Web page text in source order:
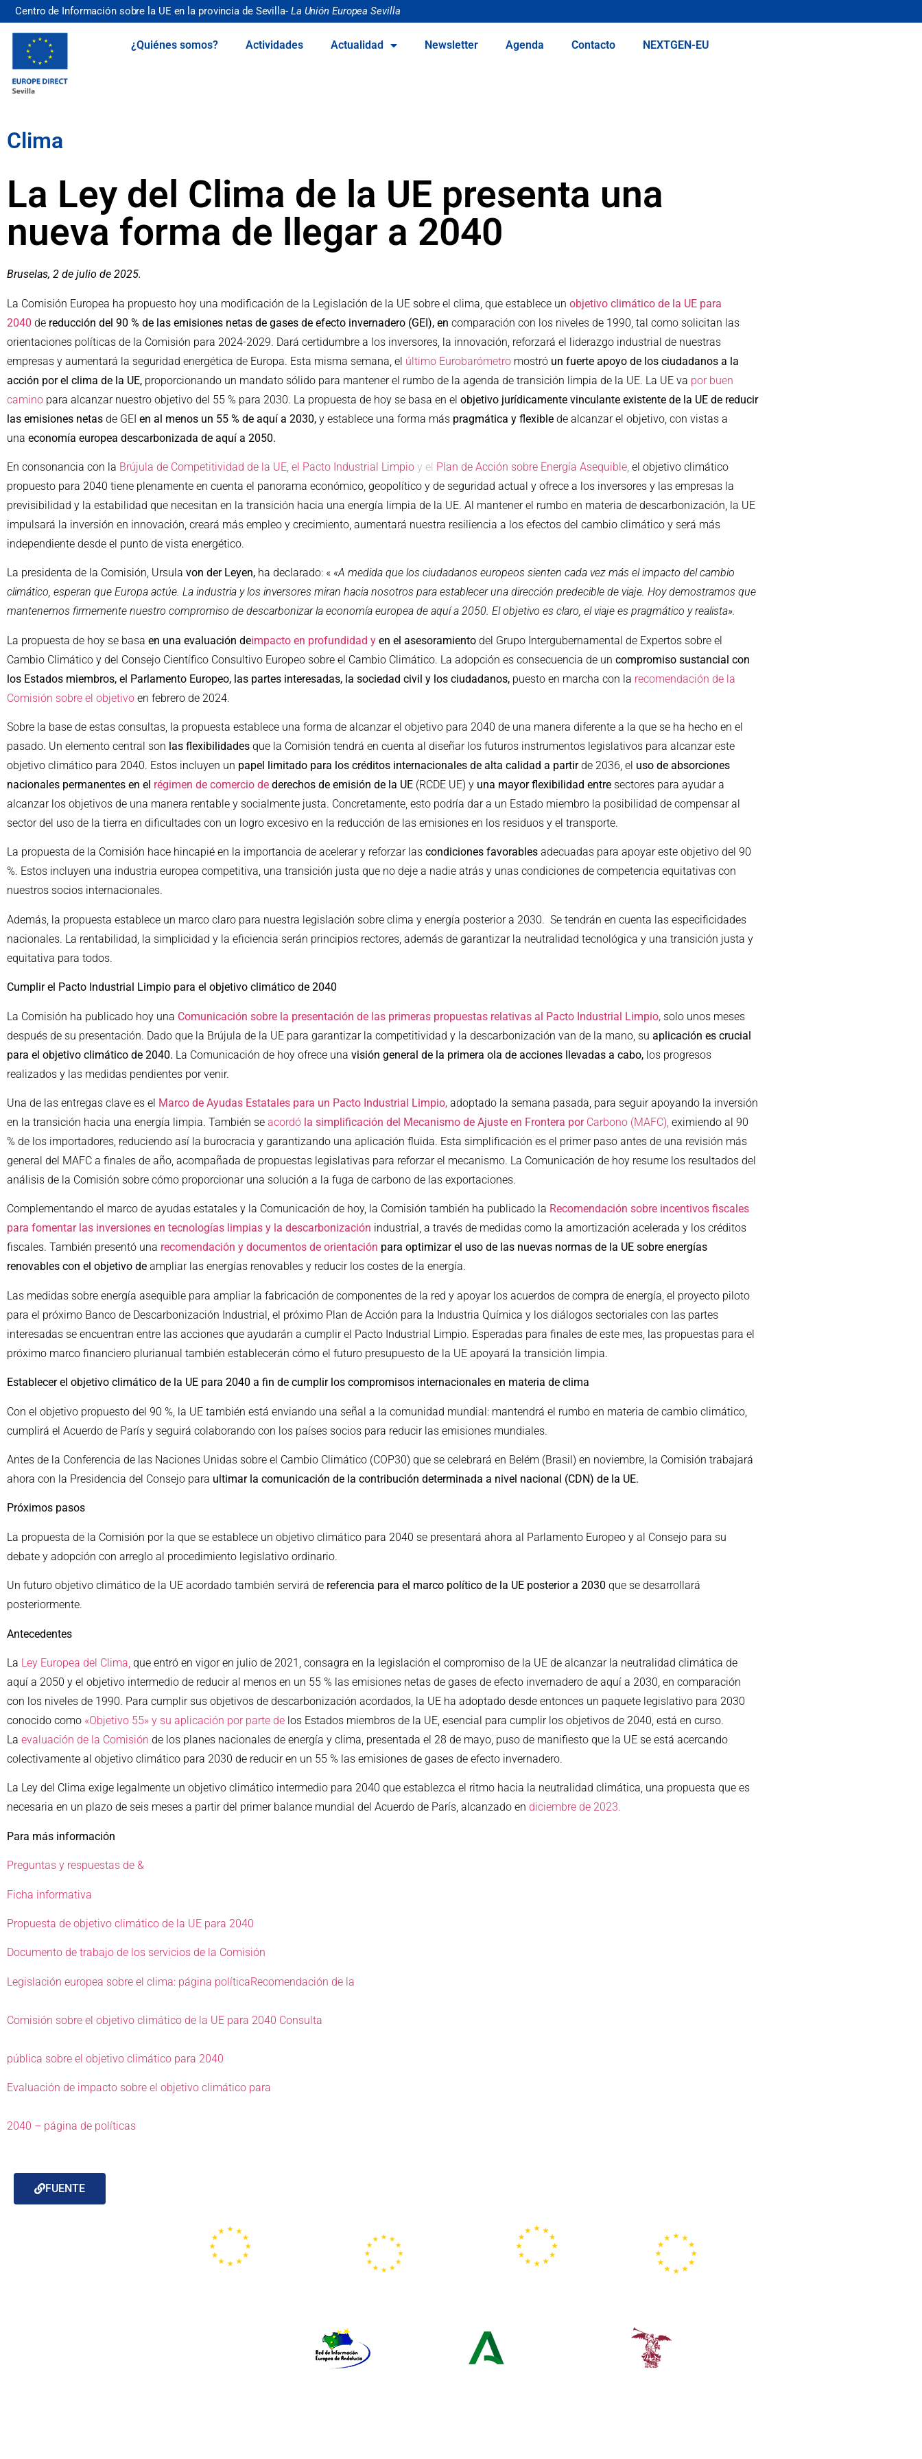
Centro de Información sobre la UE en la provincia de Sevilla- La Unión Europea Sevilla
¿Quiénes somos? Actividades Actualidad Newsletter Agenda Contacto NEXTGEN-EU
Clima
La Ley del Clima de la UE presenta una
nueva forma de llegar a 2040
Bruselas, 2 de julio de 2025.
La Comisión Europea ha propuesto hoy una modificación de la Legislación de la UE sobre el clima, que establece un objetivo climático de la UE para
2040 de reducción del 90 % de las emisiones netas de gases de efecto invernadero (GEI), en comparación con los niveles de 1990, tal como solicitan las
orientaciones políticas de la Comisión para 2024-2029. Dará certidumbre a los inversores, la innovación, reforzará el liderazgo industrial de nuestras
empresas y aumentará la seguridad energética de Europa. Esta misma semana, el último Eurobarómetro mostró un fuerte apoyo de los ciudadanos a la
acción por el clima de la UE, proporcionando un mandato sólido para mantener el rumbo de la agenda de transición limpia de la UE. La UE va por buen
camino para alcanzar nuestro objetivo del 55 % para 2030. La propuesta de hoy se basa en el objetivo jurídicamente vinculante existente de la UE de reducir
las emisiones netas de GEI en al menos un 55 % de aquí a 2030, y establece una forma más pragmática y flexible de alcanzar el objetivo, con vistas a
una economía europea descarbonizada de aquí a 2050.
En consonancia con la Brújula de Competitividad de la UE, el Pacto Industrial Limpio y el Plan de Acción sobre Energía Asequible, el objetivo climático
propuesto para 2040 tiene plenamente en cuenta el panorama económico, geopolítico y de seguridad actual y ofrece a los inversores y las empresas la
previsibilidad y la estabilidad que necesitan en la transición hacia una energía limpia de la UE. Al mantener el rumbo en materia de descarbonización, la UE
impulsará la inversión en innovación, creará más empleo y crecimiento, aumentará nuestra resiliencia a los efectos del cambio climático y será más
independiente desde el punto de vista energético.
La presidenta de la Comisión, Ursula von der Leyen, ha declarado: « «A medida que los ciudadanos europeos sienten cada vez más el impacto del cambio
climático, esperan que Europa actúe. La industria y los inversores miran hacia nosotros para establecer una dirección predecible de viaje. Hoy demostramos que
mantenemos firmemente nuestro compromiso de descarbonizar la economía europea de aquí a 2050. El objetivo es claro, el viaje es pragmático y realista».
La propuesta de hoy se basa en una evaluación deimpacto en profundidad y en el asesoramiento del Grupo Intergubernamental de Expertos sobre el
Cambio Climático y del Consejo Científico Consultivo Europeo sobre el Cambio Climático. La adopción es consecuencia de un compromiso sustancial con
los Estados miembros, el Parlamento Europeo, las partes interesadas, la sociedad civil y los ciudadanos, puesto en marcha con la recomendación de la
Comisión sobre el objetivo en febrero de 2024.
Sobre la base de estas consultas, la propuesta establece una forma de alcanzar el objetivo para 2040 de una manera diferente a la que se ha hecho en el
pasado. Un elemento central son las flexibilidades que la Comisión tendrá en cuenta al diseñar los futuros instrumentos legislativos para alcanzar este
objetivo climático para 2040. Estos incluyen un papel limitado para los créditos internacionales de alta calidad a partirde 2036, el uso de absorciones
nacionales permanentes en el régimen de comercio de derechos de emisión de la UE (RCDE UE) y una mayor flexibilidad entre sectores para ayudar a
alcanzar los objetivos de una manera rentable y socialmente justa. Concretamente, esto podría dar a un Estado miembro la posibilidad de compensar al
sector del uso de la tierra en dificultades con un logro excesivo en la reducción de las emisiones en los residuos y el transporte.
La propuesta de la Comisión hace hincapié en la importancia de acelerar y reforzar las condiciones favorables adecuadas para apoyar este objetivo del 90
%. Estos incluyen una industria europea competitiva, una transición justa que no deje a nadie atrás y unas condiciones de competencia equitativas con
nuestros socios internacionales.
Además, la propuesta establece un marco claro para nuestra legislación sobre clima y energía posterior a 2030. Se tendrán en cuenta las especificidades
nacionales. La rentabilidad, la simplicidad y la eficiencia serán principios rectores, además de garantizar la neutralidad tecnológica y una transición justa y
equitativa para todos.
Cumplir el Pacto Industrial Limpio para el objetivo climático de 2040
La Comisión ha publicado hoy una Comunicación sobre la presentación de las primeras propuestas relativas al Pacto Industrial Limpio, solo unos meses
después de su presentación. Dado que la Brújula de la UE para garantizar la competitividad y la descarbonización van de la mano, su aplicación es crucial
para el objetivo climático de 2040. La Comunicación de hoy ofrece una visión general de la primera ola de acciones llevadas a cabo, los progresos
realizados y las medidas pendientes por venir.
Una de las entregas clave es el Marco de Ayudas Estatales para un Pacto Industrial Limpio, adoptado la semana pasada, para seguir apoyando la inversión
en la transición hacia una energía limpia. También se acordó la simplificación del Mecanismo de Ajuste en Frontera porCarbono (MAFC), eximiendo al 90
% de los importadores, reduciendo así la burocracia y garantizando una aplicación fluida. Esta simplificación es el primer paso antes de una revisión más
general del MAFC a finales de año, acompañada de propuestas legislativas para reforzar el mecanismo. La Comunicación de hoy resume los resultados del
análisis de la Comisión sobre cómo proporcionar una solución a la fuga de carbono de las exportaciones.
Complementando el marco de ayudas estatales y la Comunicación de hoy, la Comisión también ha publicado la Recomendación sobre incentivos fiscales
para fomentar las inversiones en tecnologías limpias y la descarbonización industrial, a través de medidas como la amortización acelerada y los créditos
fiscales. También presentó una recomendación y documentos de orientación para optimizar el uso de las nuevas normas de la UE sobre energías
renovables con el objetivo de ampliar las energías renovables y reducir los costes de la energía.
Las medidas sobre energía asequible para ampliar la fabricación de componentes de la red y apoyar los acuerdos de compra de energía, el proyecto piloto
para el próximo Banco de Descarbonización Industrial, el próximo Plan de Acción para la Industria Química y los diálogos sectoriales con las partes
interesadas se encuentran entre las acciones que ayudarán a cumplir el Pacto Industrial Limpio. Esperadas para finales de este mes, las propuestas para el
próximo marco financiero plurianual también establecerán cómo el futuro presupuesto de la UE apoyará la transición limpia.
Establecer el objetivo climático de la UE para 2040 a fin de cumplir los compromisos internacionales en materia de clima
Con el objetivo propuesto del 90 %, la UE también está enviando una señal a la comunidad mundial: mantendrá el rumbo en materia de cambio climático,
cumplirá el Acuerdo de París y seguirá colaborando con los países socios para reducir las emisiones mundiales.
Antes de la Conferencia de las Naciones Unidas sobre el Cambio Climático (COP30) que se celebrará en Belém (Brasil) en noviembre, la Comisión trabajará
ahora con la Presidencia del Consejo para ultimar la comunicación de la contribución determinada a nivel nacional (CDN) de la UE.
Próximos pasos
La propuesta de la Comisión por la que se establece un objetivo climático para 2040 se presentará ahora al Parlamento Europeo y al Consejo para su
debate y adopción con arreglo al procedimiento legislativo ordinario.
Un futuro objetivo climático de la UE acordado también servirá de referencia para el marco político de la UE posterior a 2030 que se desarrollará
posteriormente.
Antecedentes
La Ley Europea del Clima, que entró en vigor en julio de 2021, consagra en la legislación el compromiso de la UE de alcanzar la neutralidad climática de
aquí a 2050 y el objetivo intermedio de reducir al menos en un 55 % las emisiones netas de gases de efecto invernadero de aquí a 2030, en comparación
con los niveles de 1990. Para cumplir sus objetivos de descarbonización acordados, la UE ha adoptado desde entonces un paquete legislativo para 2030
conocido como «Objetivo 55» y su aplicación por parte de los Estados miembros de la UE, esencial para cumplir los objetivos de 2040, está en curso.
La evaluación de la Comisión de los planes nacionales de energía y clima, presentada el 28 de mayo, puso de manifiesto que la UE se está acercando
colectivamente al objetivo climático para 2030 de reducir en un 55 % las emisiones de gases de efecto invernadero.
La Ley del Clima exige legalmente un objetivo climático intermedio para 2040 que establezca el ritmo hacia la neutralidad climática, una propuesta que es
necesaria en un plazo de seis meses a partir del primer balance mundial del Acuerdo de París, alcanzado en diciembre de 2023.
Para más información
Preguntas y respuestas de &
Ficha informativa
Propuesta de objetivo climático de la UE para 2040
Documento de trabajo de los servicios de la Comisión
Legislación europea sobre el clima: página políticaRecomendación de la
Comisión sobre el objetivo climático de la UE para 2040 Consulta
pública sobre el objetivo climático para 2040
Evaluación de impacto sobre el objetivo climático para
2040 – página de políticas
FUENTE